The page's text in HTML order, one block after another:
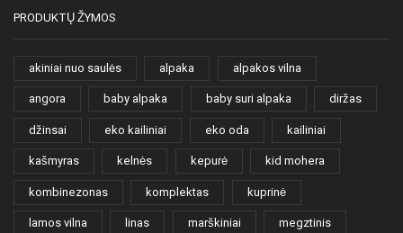
PRODUKTŲ ŽYMOS
akiniai nuo saulės alpaka alpakos vilna
angora baby alpaka baby suri alpaka diržas
džinsai eko kailiniai eko oda kailiniai
kašmyras kelnės kepurė kid mohera
kombinezonas komplektas kuprinė
lamos vilna linas marškiniai megztinis